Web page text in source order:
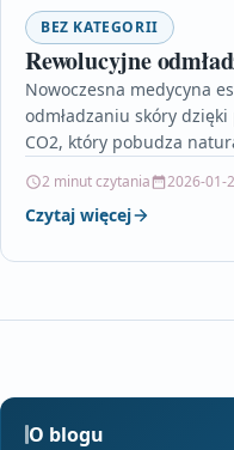
BEZ KATEGORII
Rewolucyjne
Nowoczesna medycyna
odmładzaniu skóry
CO2, który pobudza
2 minut czytania 2026-01-
Czytaj więcej
O blogu